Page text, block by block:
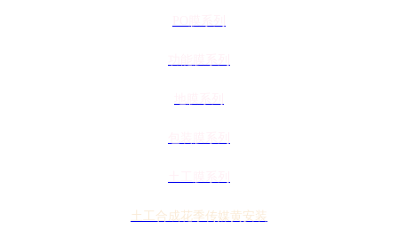
土工合成花季传媒黄安装